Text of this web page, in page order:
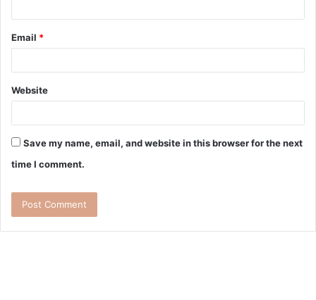
Email *
Website
Save my name, email, and website in this browser for the next
time I comment.